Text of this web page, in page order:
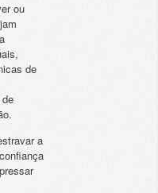
ou
de
a